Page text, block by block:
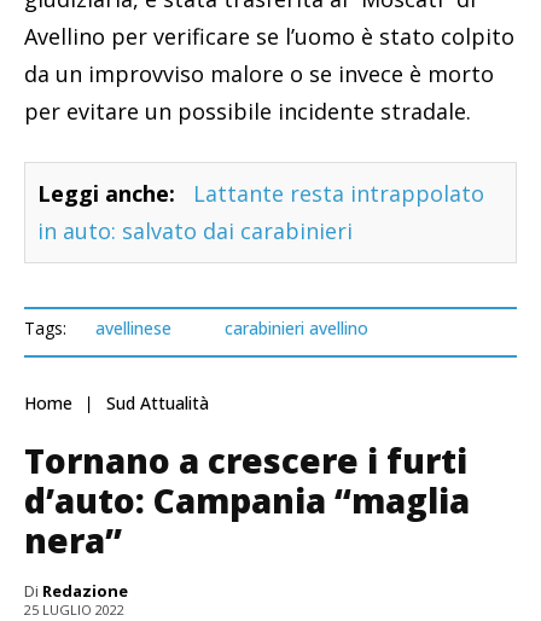
Avellino per verificare se l’uomo è stato colpito
da un improvviso malore o se invece è morto
per evitare un possibile incidente stradale.
Leggi anche:
Lattante resta intrappolato
in auto: salvato dai carabinieri
Tags: avellinese carabinieri avellino
Home Sud Attualità
Tornano a crescere i furti
d’auto: Campania “maglia
nera”
Di Redazione
25 LUGLIO 2022